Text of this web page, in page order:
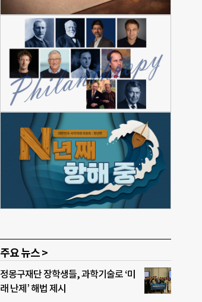
주요 뉴스 >
정몽구재단 장학생들, 과학기술로 ‘미
래 난제’ 해법 제시